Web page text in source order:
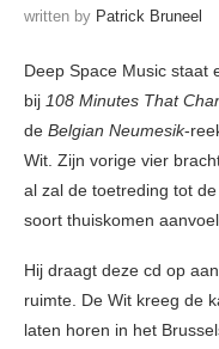
written by Patrick Bruneel
Deep Space Music staat
bij 108 Minutes That
de Belgian Neumesik-
Wit. Zijn vorige vier
al zal de toetreding tot
soort thuiskomen
Hij draagt deze cd op
ruimte. De Wit kreeg de
laten horen in het